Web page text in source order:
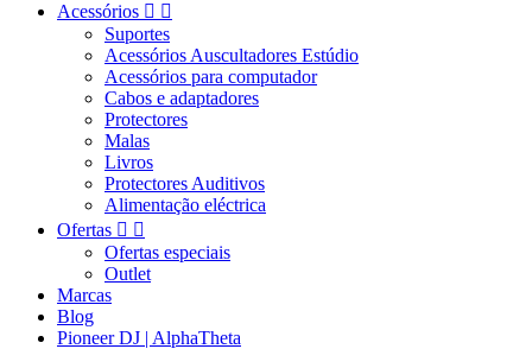
Acessórios  
Suportes
Acessórios Auscultadores Estúdio
Acessórios para computador
Cabos e adaptadores
Protectores
Malas
Livros
Protectores Auditivos
Alimentação eléctrica
Ofertas  
Ofertas especiais
Outlet
Marcas
Blog
Pioneer DJ | AlphaTheta